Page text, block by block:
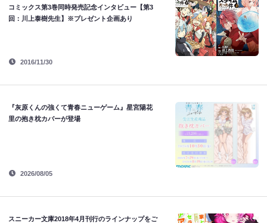
コミックス第3巻同時発売記念インタビュー【第3
回：川上泰樹先生】※プレゼント企画あり
2016/11/30
『灰原くんの強くて青春ニューゲーム』星宮陽花
里の抱き枕カバーが登場
2026/08/05
スニーカー文庫2018年4月刊行のラインナップをご